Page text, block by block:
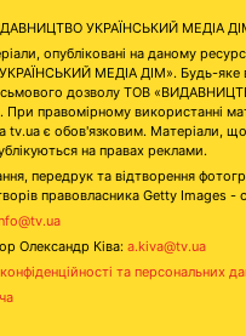
УКРАЇНСЬКИЙ МЕДІА
опубліковані на даному
МЕДІА ДІМ». Будь-яке
дозволу ТОВ
При правомірному використанні
tv.ua є обов'язковим. Матеріали,
на правах реклами.
передрук та відтворення
правовласника Getty Images -
Олександр Ківа: a.kiva@tv.ua
та персональних